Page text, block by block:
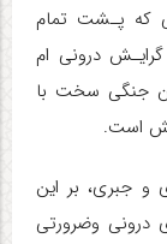
که پـشت تمام
درونی ام
جنگی سخت با
است.
و جبری، بر این
درونی وضرورتی